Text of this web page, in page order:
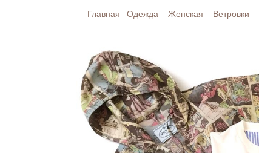
Главная Одежда Женская Ветровки